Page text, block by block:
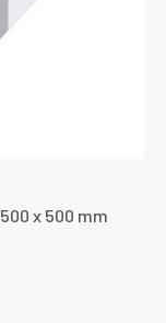
x 500 mm